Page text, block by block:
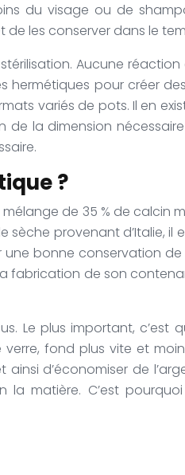
du visage ou de
les conserver dans le
Aucune
pour créer
variés de pots. Il en
la dimension
?
de 35 % de calcin
sèche provenant
bonne conservation de
fabrication de son
Le plus important, c’est
fond plus vite et
d’économiser de
la matière. C’est